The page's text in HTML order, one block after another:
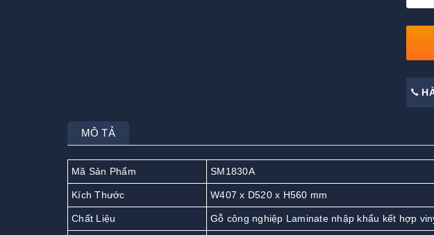
MÔ TẢ
Mã Sản Phẩm SM1830A
Kích Thước W407 x D520 x H560 mm
Chất Liệu Gỗ công nghiệp Laminate nhập khẩu kết hợp